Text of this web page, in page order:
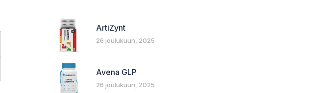
ArtiZynt
26 joulukuun, 2025
Avena GLP
26 joulukuun, 2025